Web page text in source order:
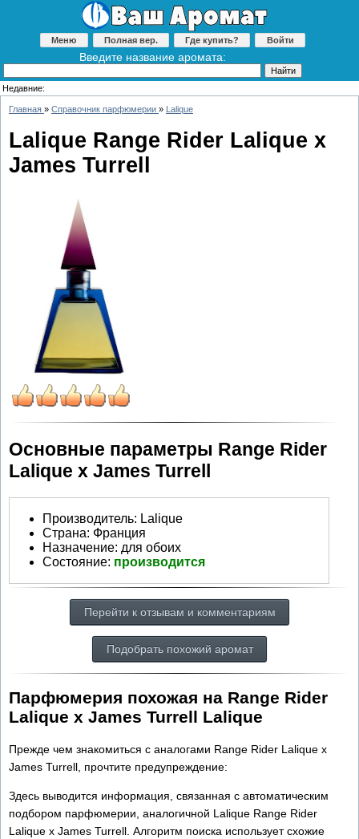
Меню Полная вер. Где купить? Войти
Введите название аромата:
Недавние:
Главная » Справочник парфюмерии » Lalique
Lalique Range Rider Lalique x
James Turrell
Основные параметры Range Rider
Lalique x James Turrell
Производитель: Lalique
Страна: Франция
Назначение: для обоих
Состояние: производится
Перейти к отзывам и комментариям
Подобрать похожий аромат
Парфюмерия похожая на Range Rider
Lalique x James Turrell Lalique
Прежде чем знакомиться с аналогами Range Rider Lalique x
James Turrell, прочтите предупреждение:
Здесь выводится информация, связанная с автоматическим
подбором парфюмерии, аналогичной Lalique Range Rider
Lalique x James Turrell. Алгоритм поиска использует схожие